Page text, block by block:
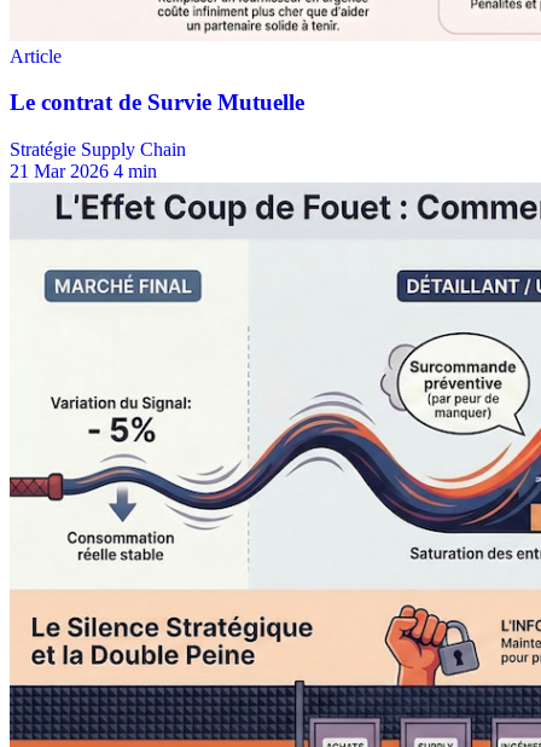
Stratégie Supply Chain
21 Mar 2026 4 min